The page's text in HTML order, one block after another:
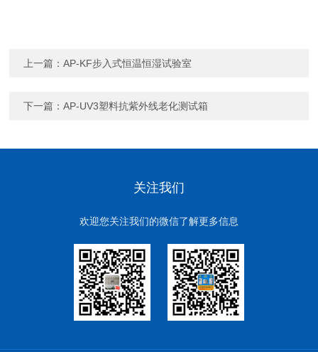
上一篇：AP-KF步入式恒温恒湿试验室
下一篇：AP-UV3塑料抗紫外线老化测试箱
关注我们
欢迎您关注我们的微信了解更多信息